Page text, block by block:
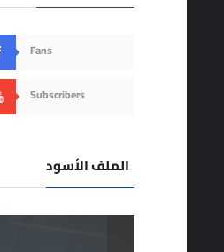
Fans
Subscribers
الملف الأسود